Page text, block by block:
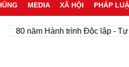
MEDIA XÃ HỘI PHÁP
80 năm Hành trình Độc lập - Tự do -